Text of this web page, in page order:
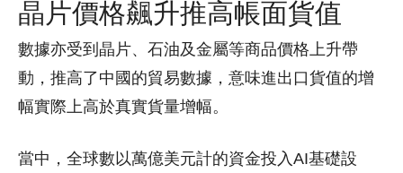
晶片價格飆升推高帳面貨值
數據亦受到晶片、石油及金屬等商品價格上升帶
動，推高了中國的貿易數據，意味進出口貨值的增
幅實際上高於真實貨量增幅。
當中，全球數以萬億美元計的資金投入AI基礎設